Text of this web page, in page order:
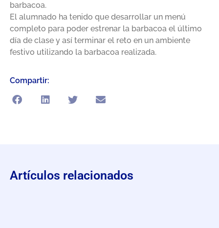
barbacoa.
El alumnado ha tenido que desarrollar un menú
completo para poder estrenar la barbacoa el último
día de clase y así terminar el reto en un ambiente
festivo utilizando la barbacoa realizada.
Compartir:
Artículos relacionados